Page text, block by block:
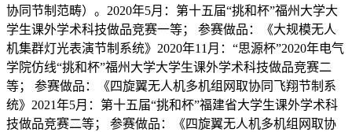
协同节制范畴）。2020年5月：第十五届“挑和杯”福州大学大
学生课外学术科技做品竞赛一等； 参赛做品：《大规模无人
机集群灯光表演节制系统》2020年11月：“思源杯”2020年电气
学院仿线“挑和杯”福州大学大学生课外学术科技做品竞赛二
等； 参赛做品：《四旋翼无人机多机组网取协同飞翔节制系
统》2021年5月：第十五届“挑和杯”福建省大学生课外学术科
技做品竞赛二等； 参赛做品：《四旋翼无人机多机组网取协